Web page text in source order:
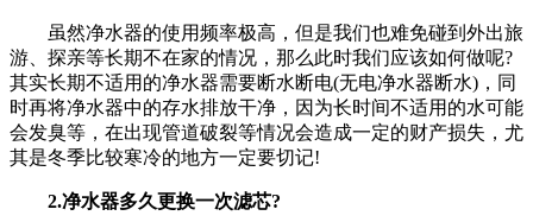
虽然净水器的使用频率极高，但是我们也难免碰到外出旅
游、探亲等长期不在家的情况，那么此时我们应该如何做呢?
其实长期不适用的净水器需要断水断电(无电净水器断水)，同
时再将净水器中的存水排放干净，因为长时间不适用的水可能
会发臭等，在出现管道破裂等情况会造成一定的财产损失，尤
其是冬季比较寒冷的地方一定要切记!
2.净水器多久更换一次滤芯?